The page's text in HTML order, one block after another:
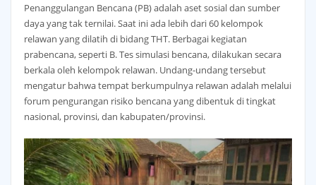
Penanggulangan Bencana (PB) adalah aset sosial dan sumber
daya yang tak ternilai. Saat ini ada lebih dari 60 kelompok
relawan yang dilatih di bidang THT. Berbagai kegiatan
prabencana, seperti B. Tes simulasi bencana, dilakukan secara
berkala oleh kelompok relawan. Undang-undang tersebut
mengatur bahwa tempat berkumpulnya relawan adalah melalui
forum pengurangan risiko bencana yang dibentuk di tingkat
nasional, provinsi, dan kabupaten/provinsi.